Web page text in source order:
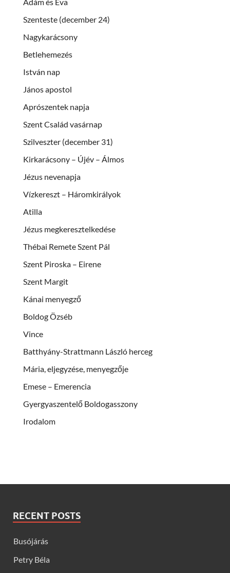
Szenteste (december 24)
Nagykarácsony
Betlehemezés
István nap
János apostol
Aprószentek napja
Szent Család vasárnap
Szilveszter (december 31)
Kirkarácsony – Újév – Álmos
Jézus nevenapja
Vízkereszt – Háromkirályok
Atilla
Jézus megkeresztelkedése
Thébai Remete Szent Pál
Szent Piroska – Eirene
Szent Margit
Kánai menyegző
Boldog Özséb
Vince
Batthyány-Strattmann László herceg
Mária, eljegyzése, menyegzője
Emese – Emerencia
Gyergyaszentelő Boldogasszony
Irodalom
RECENT POSTS
Busójárás
Petry Béla